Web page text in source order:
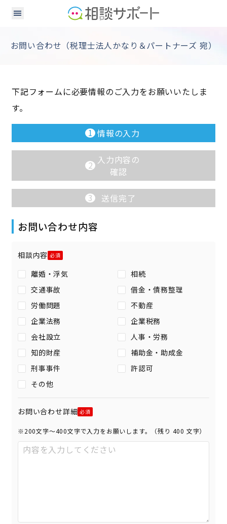
お問い合わせ（税理士法人かなり＆パートナーズ 宛）
下記フォームに必要情報のご入力をお願いいたしま
す。
1 情報の入力
2 入力内容の
確認
3 送信完了
お問い合わせ内容
相談内容
離婚・浮気
相続
交通事故
借金・債務整理
労働問題
不動産
企業法務
企業税務
会社設立
人事・労務
知的財産
補助金・助成金
刑事事件
許認可
その他
お問い合わせ詳細
※200文字〜400文字で入力をお願いします。（残り 400 文字）